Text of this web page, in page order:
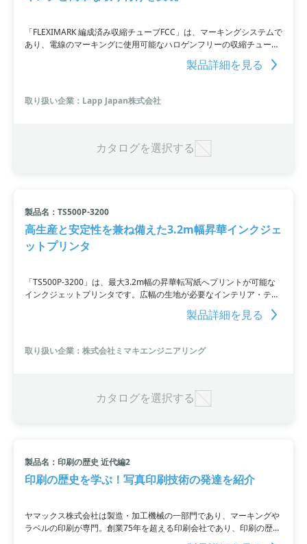
「FLEXIMARK 編成済み収縮チューブFCC」は、マーキングシステムで
あり、電線のマーキングに使用可能なハロゲンフリーの収縮チューブ
です。シリーズ全体を一度に取り付けることができ、各文字を個別に
取り付ける必要がありません。カット済みで提供され、希望のテキス
はPDF資料をご覧いただくか、お気軽にお問い合わせください。
製品詳細を見る
取り扱い企業：Lapp Japan株式会社
カタログを選択する
製品名：TS500P-3200
高生産と安定性を兼ね備えた3.2m幅昇華インクジェ
ットプリンタ
「TS500P-3200」は、最大3.2m幅の昇華転写紙へプリントが可能な
インクジェットプリンタです。広幅の生地が必要なインテリア・テキ
スタイル市場や屋内ソフトサインに適しています。美しいプリントと
高い生産性が魅力です。価格は1000万円から5000万円で、詳細はお
製品詳細を見る
取り扱い企業：株式会社ミマキエンジニアリング
カタログを選択する
製品名：印刷の歴史 近代編2
印刷の歴史を学ぶ！写真印刷技術の発達を紹介
ヤマックス株式会社は製造・加工機械の一部門であり、マーキングや
ラベルの印刷が専門。創業75年を超える印刷会社であり、印刷の歴史
を学ぶコラムを公開しています。第二弾のコラムでは、印刷の近代史